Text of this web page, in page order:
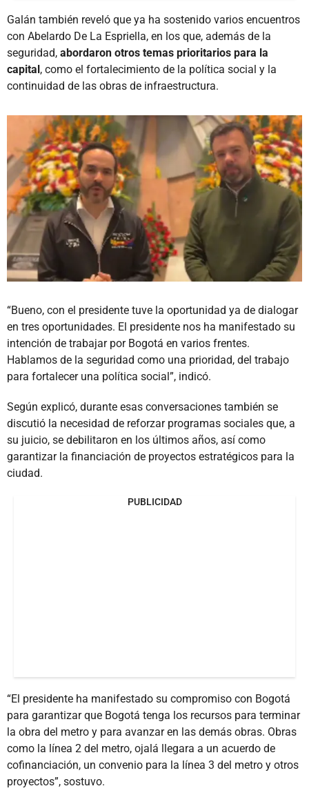
Galán también reveló que ya ha sostenido varios encuentros
con Abelardo De La Espriella, en los que, además de la
seguridad, abordaron otros temas prioritarios para la
capital, como el fortalecimiento de la política social y la
continuidad de las obras de infraestructura.
“Bueno, con el presidente tuve la oportunidad ya de dialogar
en tres oportunidades. El presidente nos ha manifestado su
intención de trabajar por Bogotá en varios frentes.
Hablamos de la seguridad como una prioridad, del trabajo
para fortalecer una política social”, indicó.
Según explicó, durante esas conversaciones también se
discutió la necesidad de reforzar programas sociales que, a
su juicio, se debilitaron en los últimos años, así como
garantizar la financiación de proyectos estratégicos para la
ciudad.
PUBLICIDAD
“El presidente ha manifestado su compromiso con Bogotá
para garantizar que Bogotá tenga los recursos para terminar
la obra del metro y para avanzar en las demás obras. Obras
como la línea 2 del metro, ojalá llegara a un acuerdo de
cofinanciación, un convenio para la línea 3 del metro y otros
proyectos”, sostuvo.